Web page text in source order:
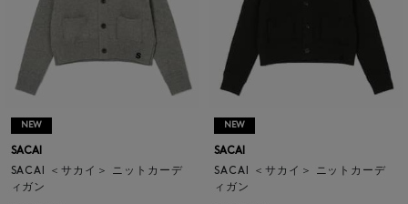
NEW
SACAI
SACAI ＜サカイ＞ ニットカーデ
ィガン
NEW
SACAI
SACAI ＜サカイ＞ ニットカーデ
ィガン